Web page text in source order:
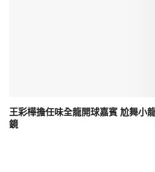
王彩樺擔任味全龍開球嘉賓 尬舞小
鏡